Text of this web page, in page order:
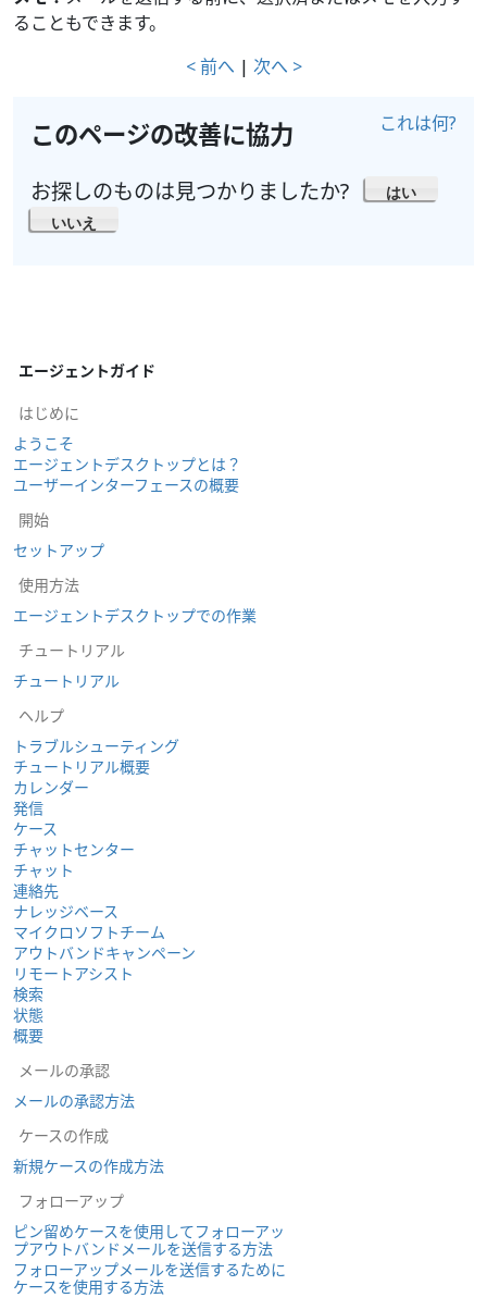
ることもできます。
< 前へ | 次へ >
このページの改善に協力 これは何?
お探しのものは見つかりましたか?
はい
いいえ
エージェントガイド
はじめに
ようこそ
エージェントデスクトップとは？
ユーザーインターフェースの概要
開始
セットアップ
使用方法
エージェントデスクトップでの作業
チュートリアル
チュートリアル
ヘルプ
トラブルシューティング
チュートリアル概要
カレンダー
発信
ケース
チャットセンター
チャット
連絡先
ナレッジベース
マイクロソフトチーム
アウトバンドキャンペーン
リモートアシスト
検索
状態
概要
メールの承認
メールの承認方法
ケースの作成
新規ケースの作成方法
フォローアップ
ピン留めケースを使用してフォローアッ
プアウトバンドメールを送信する方法
フォローアップメールを送信するために
ケースを使用する方法